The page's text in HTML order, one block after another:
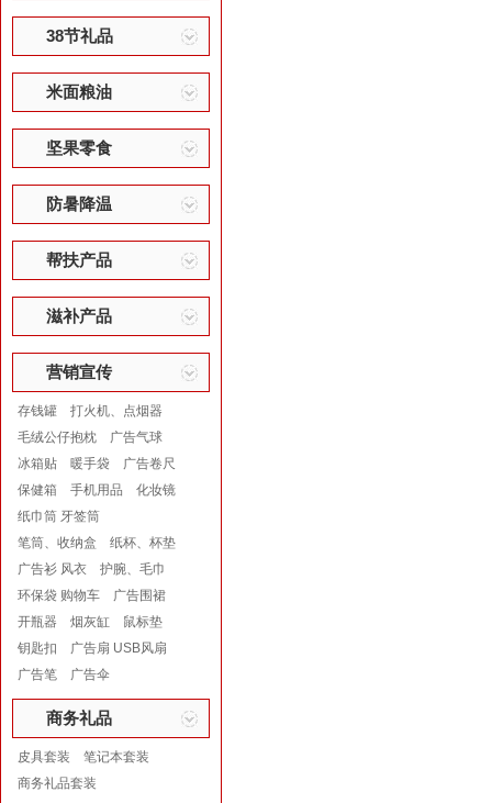
38节礼品
米面粮油
坚果零食
防暑降温
帮扶产品
滋补产品
营销宣传
存钱罐
打火机、点烟器
毛绒公仔抱枕
广告气球
冰箱贴
暖手袋
广告卷尺
保健箱
手机用品
化妆镜
纸巾筒 牙签筒
笔筒、收纳盒
纸杯、杯垫
广告衫 风衣
护腕、毛巾
环保袋 购物车
广告围裙
开瓶器
烟灰缸
鼠标垫
钥匙扣
广告扇 USB风扇
广告笔
广告伞
商务礼品
皮具套装
笔记本套装
商务礼品套装